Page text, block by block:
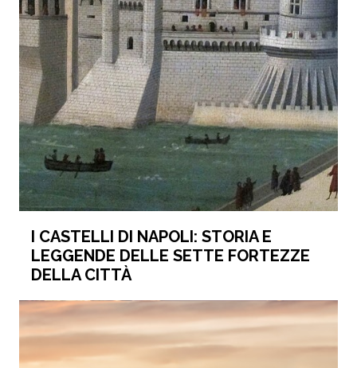
I CASTELLI DI NAPOLI: STORIA E
LEGGENDE DELLE SETTE FORTEZZE
DELLA CITTÀ